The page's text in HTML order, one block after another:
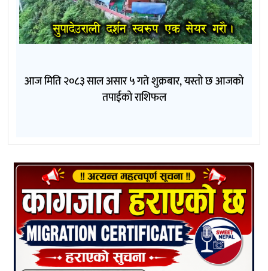
आज मिति २०८३ साल असार ५ गते शुक्रबार, यस्तो छ आजको
तपाईको राशिफल